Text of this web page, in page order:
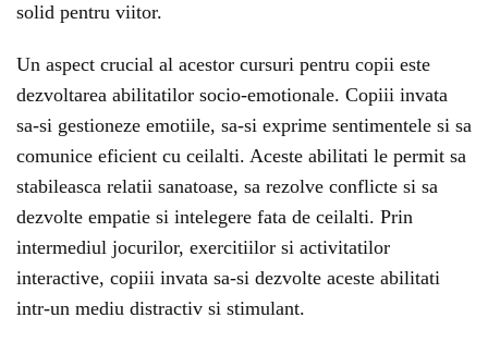
solid pentru viitor.
Un aspect crucial al acestor cursuri pentru copii este
dezvoltarea abilitatilor socio-emotionale. Copiii invata
sa-si gestioneze emotiile, sa-si exprime sentimentele si sa
comunice eficient cu ceilalti. Aceste abilitati le permit sa
stabileasca relatii sanatoase, sa rezolve conflicte si sa
dezvolte empatie si intelegere fata de ceilalti. Prin
intermediul jocurilor, exercitiilor si activitatilor
interactive, copiii invata sa-si dezvolte aceste abilitati
intr-un mediu distractiv si stimulant.